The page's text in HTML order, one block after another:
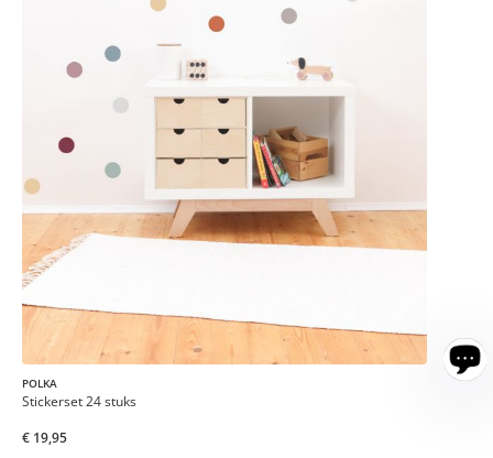
POLKA
Stickerset 24 stuks
€ 19,95